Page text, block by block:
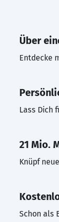
Über
Entdecke
Lass Dich
21 Mio.
Knüpf
Schon als